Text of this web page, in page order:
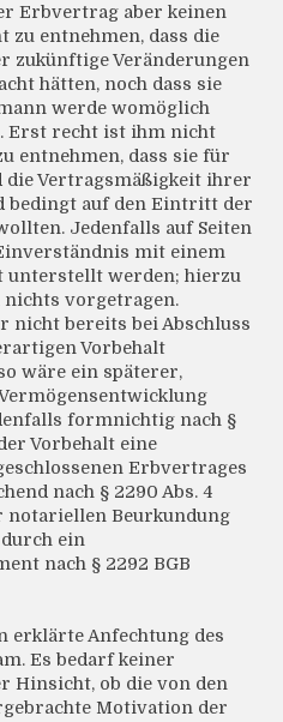
Erbvertrag aber keinen
zu entnehmen, dass die
zukünftige Veränderungen
hätten, noch dass sie
werde womöglich
Erst recht ist ihm nicht
entnehmen, dass sie für
die Vertragsmäßigkeit ihrer
bedingt auf den Eintritt der
Jedenfalls auf Seiten
mit einem
unterstellt werden; hierzu
nichts vorgetragen.
nicht bereits bei Abschluss
Vorbehalt
wäre ein späterer,
formnichtig nach §
Vorbehalt eine
Erbvertrages
nach § 2290 Abs. 4
notariellen Beurkundung
ein
nach § 2292 BGB
erklärte Anfechtung des
Es bedarf keiner
Hinsicht, ob die von den
Motivation der